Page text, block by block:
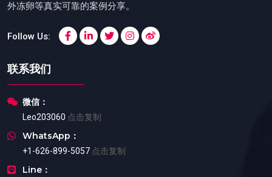
外冻卵等真实可靠的案例分享。
Follow Us:
联系我们
微信：
Leo203060 点击复制
WhatsApp：
+1-626-899-5057 点击复制
Line：